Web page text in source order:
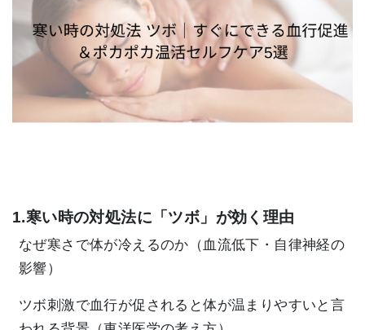
1.寒い時の対処法に「ツボ」が効く理由
なぜ寒さで体が冷えるのか（血流低下・自律神経の
影響）
ツボ刺激で血行が促されると体が温まりやすいと言